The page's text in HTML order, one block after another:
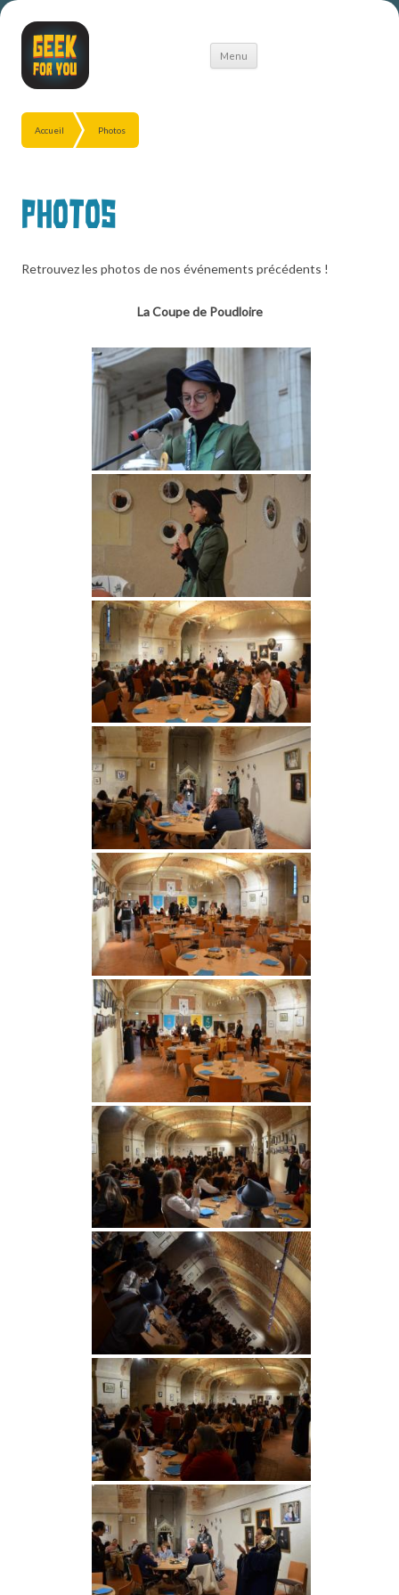
Menu
Aller
Accueil Photos
Photos
Retrouvez les photos de nos événements précédents !
La Coupe de Poudloire